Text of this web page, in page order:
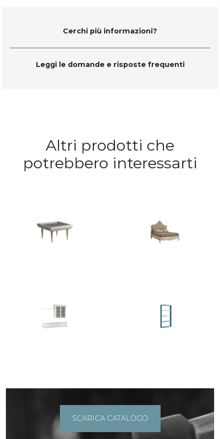
Cerchi più informazioni?
Leggi le domande e risposte frequenti
Altri prodotti che
potrebbero interessarti
SCARICA CATALOGO